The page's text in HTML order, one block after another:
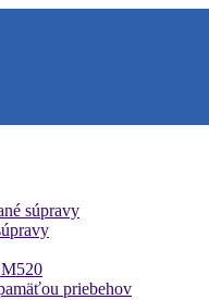
súpravy
priebehov